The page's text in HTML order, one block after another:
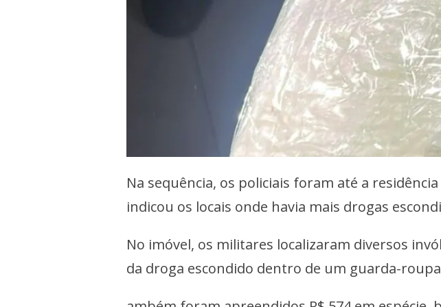
Na sequência, os policiais foram até a
indicou os locais onde havia mais drogas
No imóvel, os militares localizaram diversos
da droga escondido dentro de um guarda-